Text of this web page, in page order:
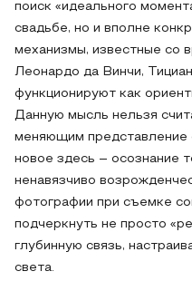
поиск «идеального
свадьбе, но и вполне
механизмы, известные со
Леонардо да Винчи,
функционируют как
Данную мысль нельзя
меняющим представление
новое здесь – осознание
ненавязчиво
фотографии при съемке
подчеркнуть не просто
глубинную связь,
света.